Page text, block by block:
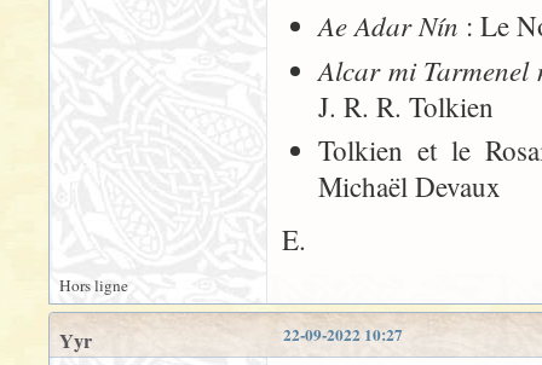
Ae Adar Nín : Le
Alcar mi Tarmenel
J. R. R. Tolkien
Tolkien et le
Michaël Devaux
E.
Hors ligne
22-09-2022 10:27
Yyr